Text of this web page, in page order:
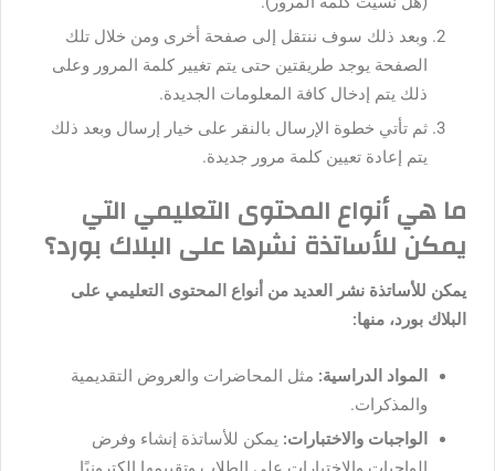
وبعد ذلك سوف ننتقل إلى صفحة أخرى ومن خلال تلك
الصفحة يوجد طريقتين حتى يتم تغيير كلمة المرور وعلى
ذلك يتم إدخال كافة المعلومات الجديدة.
ثم تأتي خطوة الإرسال بالنقر على خيار إرسال وبعد ذلك
يتم إعادة تعيين كلمة مرور جديدة.
ما هي أنواع المحتوى التعليمي التي
يمكن للأساتذة نشرها على البلاك بورد؟
يمكن للأساتذة نشر العديد من أنواع المحتوى التعليمي على
البلاك بورد، منها:
المواد الدراسية: مثل المحاضرات والعروض التقديمية
والمذكرات.
الواجبات والاختبارات: يمكن للأساتذة إنشاء وفرض